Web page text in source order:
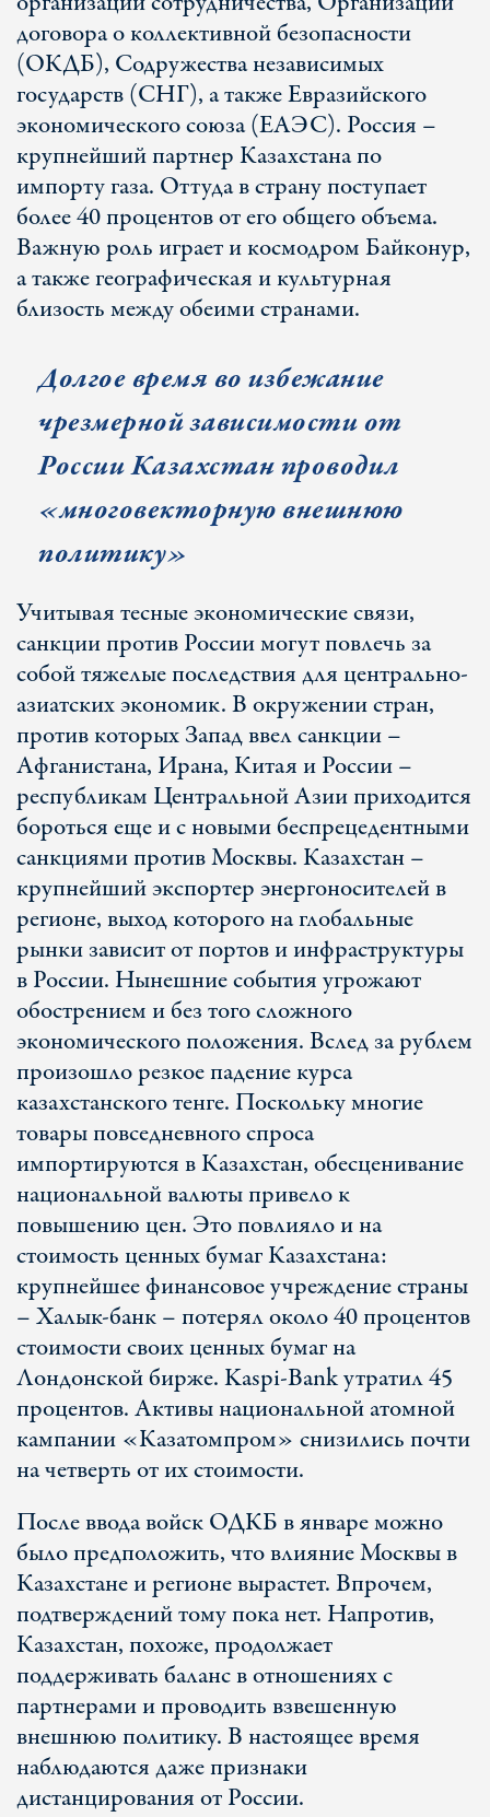
договора о коллективной безопасности
(ОКДБ), Содружества независимых
государств (СНГ), а также Евразийского
экономического союза (ЕАЭС). Россия –
крупнейший партнер Казахстана по
импорту газа. Оттуда в страну поступает
более 40 процентов от его общего объема.
Важную роль играет и космодром Байконур,
а также географическая и культурная
близость между обеими странами.
Долгое время во избежание
чрезмерной зависимости от
России Казахстан проводил
«многовекторную внешнюю
политику»
Учитывая тесные экономические связи,
санкции против России могут повлечь за
собой тяжелые последствия для центрально-
азиатских экономик. В окружении стран,
против которых Запад ввел санкции –
Афганистана, Ирана, Китая и России –
республикам Центральной Азии приходится
бороться еще и с новыми беспрецедентными
санкциями против Москвы. Казахстан –
крупнейший экспортер энергоносителей в
регионе, выход которого на глобальные
рынки зависит от портов и инфраструктуры
в России. Нынешние события угрожают
обострением и без того сложного
экономического положения. Вслед за рублем
произошло резкое падение курса
казахстанского тенге. Поскольку многие
товары повседневного спроса
импортируются в Казахстан, обесценивание
национальной валюты привело к
повышению цен. Это повлияло и на
стоимость ценных бумаг Казахстана:
крупнейшее финансовое учреждение страны
– Халык-банк – потерял около 40 процентов
стоимости своих ценных бумаг на
Лондонской бирже. Kaspi-Bank утратил 45
процентов. Активы национальной атомной
кампании «Казатомпром» снизились почти
на четверть от их стоимости.
После ввода войск ОДКБ в январе можно
было предположить, что влияние Москвы в
Казахстане и регионе вырастет. Впрочем,
подтверждений тому пока нет. Напротив,
Казахстан, похоже, продолжает
поддерживать баланс в отношениях с
партнерами и проводить взвешенную
внешнюю политику. В настоящее время
наблюдаются даже признаки
дистанцирования от России.